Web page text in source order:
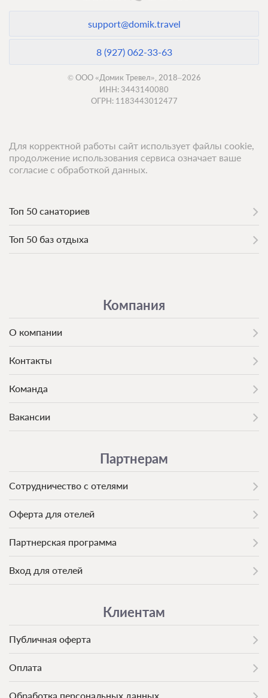
support@domik.travel
8 (927) 062-33-63
© ООО «Домик Тревел», 2018–2026
ИНН: 3443140080
ОГРН: 1183443012477
Топ 50 санаториев
Топ 50 баз отдыха
Компания
О компании
Контакты
Команда
Вакансии
Партнерам
Сотрудничество с отелями
Оферта для отелей
Партнерская программа
Вход для отелей
Клиентам
Публичная оферта
Оплата
Обработка персональных данных
Для корректной работы сайт использует файлы cookie,
продолжение использования сервиса означает ваше
согласие с обработкой данных.